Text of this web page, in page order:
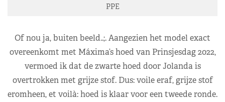
PPE
Of nou ja, buiten beeld..;. Aangezien het model exact
overeenkomt met Máxima’s hoed van Prinsjesdag 2022,
vermoed ik dat de zwarte hoed door Jolanda is
overtrokken met grijze stof. Dus: voile eraf, grijze stof
eromheen, et voilà: hoed is klaar voor een tweede ronde.